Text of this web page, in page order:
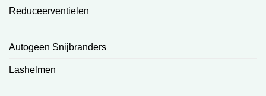
Reduceerventielen
Autogeen Snijbranders
Lashelmen